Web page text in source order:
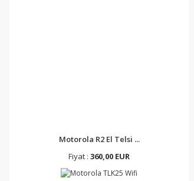
Motorola R2 El Telsi ...
Fiyat : 360,00 EUR